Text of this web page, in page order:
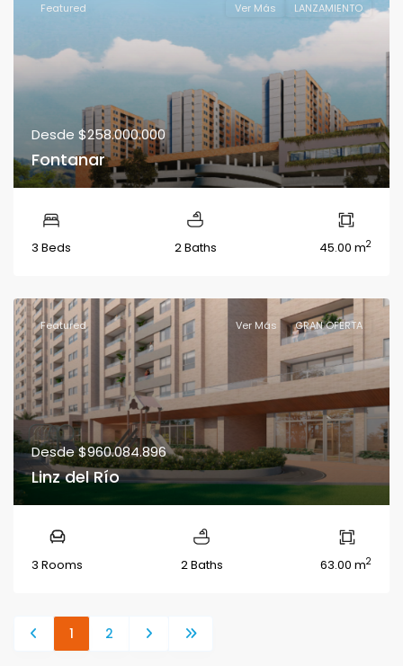
Featured Ver Más LANZAMIENTO
Desde $258.000.000
Fontanar
3 Beds 2 Baths 45.00 m2
Featured Ver Más GRAN OFERTA
Desde$960.084.896
Linz del Río
3 Rooms 2 Baths 63.00 m2
1 2